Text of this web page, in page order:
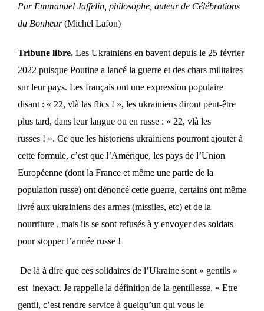
Par Emmanuel Jaffelin, philosophe, auteur de Célébrations
du Bonheur(Michel Lafon)
Tribune libre. Les Ukrainiens en bavent depuis le 25 février
2022 puisque Poutine a lancé la guerre et des chars militaires
sur leur pays. Les français ont une expression populaire
disant : « 22, vlà las flics ! », les ukrainiens diront peut-être
plus tard, dans leur langue ou en russe : « 22, vlà les
russes ! ». Ce que les historiens ukrainiens pourront ajouter à
cette formule, c’est que l’Amérique, les pays de l’Union
Européenne (dont la France et même une partie de la
population russe) ont dénoncé cette guerre, certains ont même
livré aux ukrainiens des armes (missiles, etc) et de la
nourriture , mais ils se sont refusés à y envoyer des soldats
pour stopper l’armée russe !
De là à dire que ces solidaires de l’Ukraine sont « gentils »
est inexact. Je rappelle la définition de la gentillesse. « Etre
gentil, c’est rendre service à quelqu’un qui vous le